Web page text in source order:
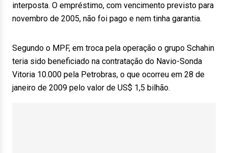
interposta. O empréstimo, com vencimento previsto para
novembro de 2005, não foi pago e nem tinha garantia.
Segundo o MPF, em troca pela operação o grupo Schahin
teria sido beneficiado na contratação do Navio-Sonda
Vitoria 10.000 pela Petrobras, o que ocorreu em 28 de
janeiro de 2009 pelo valor de US$ 1,5 bilhão.